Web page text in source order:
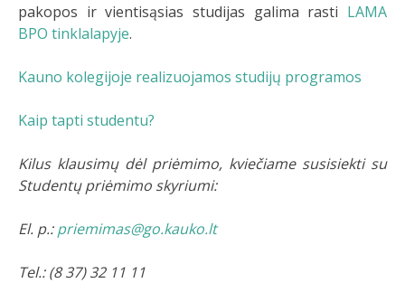
pakopos ir vientisąsias studijas galima rasti LAMA
BPO tinklalapyje.
Kauno kolegijoje realizuojamos studijų programos
Kaip tapti studentu?
Kilus klausimų dėl priėmimo, kviečiame susisiekti su
Studentų priėmimo skyriumi:
El. p.:priemimas@go.kauko.lt
Tel.: (8 37) 32 11 11